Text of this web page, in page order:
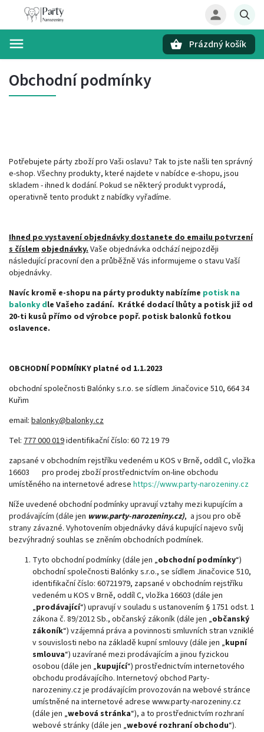
Prázdný košík
Obchodní podmínky
Potřebujete párty zboží pro Vaši oslavu? Tak to jste našli ten správný
e-shop. Všechny produkty, které najdete v nabídce e-shopu, jsou
skladem - ihned k dodání. Pokud se některý produkt vyprodá,
operativně tento produkt z nabídky vyřadíme.
Ihned po vystavení objednávky dostanete do emailu potvrzení
s číslemobjednávky.Vaše objednávka odchází nejpozději
následující pracovní den a průběžně Vás informujeme o stavu Vaší
objednávky.
Navíc kromě e-shopu na párty produkty nabízíme potisk na
balonky dle Vašeho zadání. Krátké dodací lhůty a potisk již od
20-ti kusů přímo od výrobce popř. potisk balonků fotkou
oslavence.
OBCHODNÍ PODMÍNKY platné od 1.1.2023
obchodní společnosti Balónky s.r.o. se sídlem Jinačovice 510, 664 34
Kuřim
email: balonky@balonky.cz
Tel: 777 000 019identifikační číslo: 60 72 19 79
zapsané v obchodním rejstříku vedeném u KOS v Brně, oddíl C, vložka
16603 pro prodej zboží prostřednictvím on-line obchodu
umístěného na internetové adrese https://www.party-narozeniny.cz
Níže uvedené obchodní podmínky upravují vztahy mezi kupujícím a
prodávajícím (dále jen www.party-narozeniny.cz), a jsou pro obě
strany závazné. Vyhotovením objednávky dává kupující najevo svůj
bezvýhradný souhlas se zněním obchodních podmínek.
Tyto obchodní podmínky (dále jen „obchodní podmínky“)
obchodní společnosti Balónky s.r.o., se sídlem Jinačovice 510,
identifikační číslo: 60721979, zapsané v obchodním rejstříku
vedeném u KOS v Brně, oddíl C, vložka 16603 (dále jen
„prodávající“) upravují v souladu s ustanovením § 1751 odst. 1
zákona č. 89/2012 Sb., občanský zákoník (dále jen „občanský
zákoník“) vzájemná práva a povinnosti smluvních stran vzniklé
v souvislosti nebo na základě kupní smlouvy (dále jen „kupní
smlouva“) uzavírané mezi prodávajícím a jinou fyzickou
osobou (dále jen „kupující“) prostřednictvím internetového
obchodu prodávajícího. Internetový obchod Party-
narozeniny.cz je prodávajícím provozován na webové stránce
umístněné na internetové adrese www.party-narozeniny.cz
(dále jen „webová stránka“), a to prostřednictvím rozhraní
webové stránky (dále jen „webové rozhraní obchodu“).